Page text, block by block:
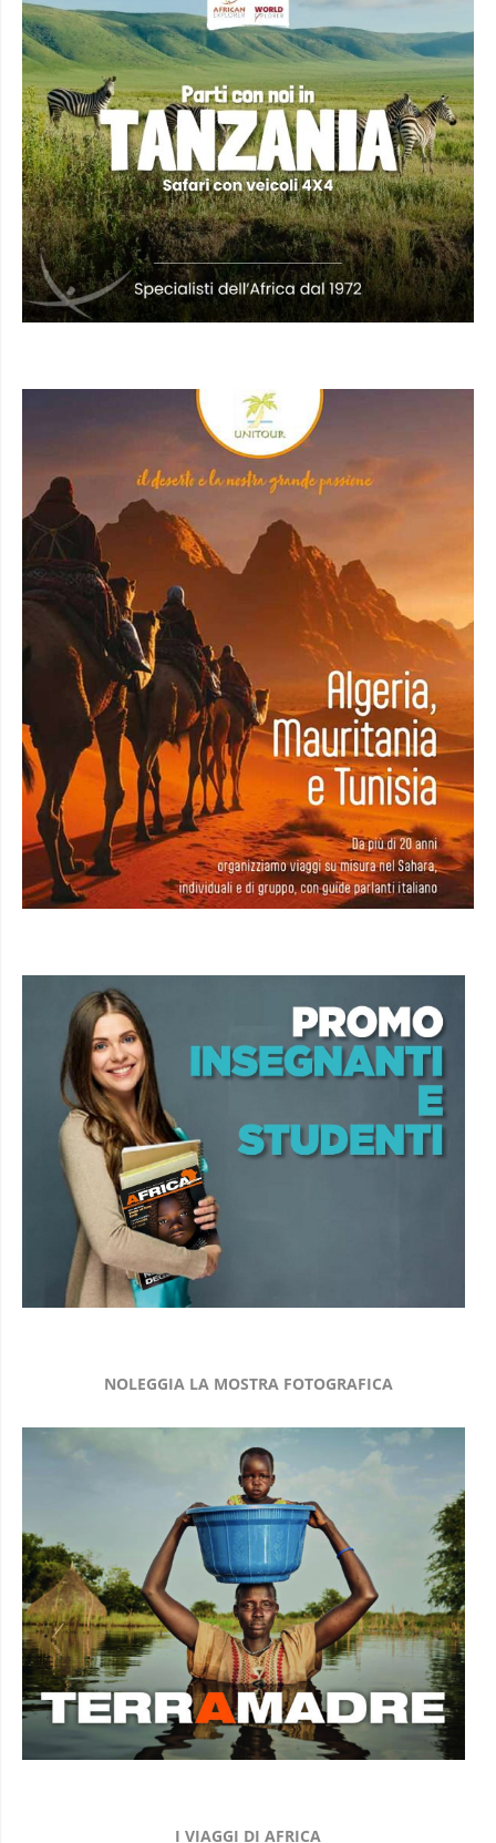
NOLEGGIA LA MOSTRA FOTOGRAFICA
I VIAGGI DI AFRICA